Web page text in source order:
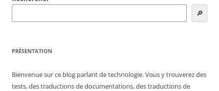
🔎
PRÉSENTATION
Bienvenue sur ce blog parlant de technologie. Vous y trouverez des
tests, des traductions de documentations, des traductions de